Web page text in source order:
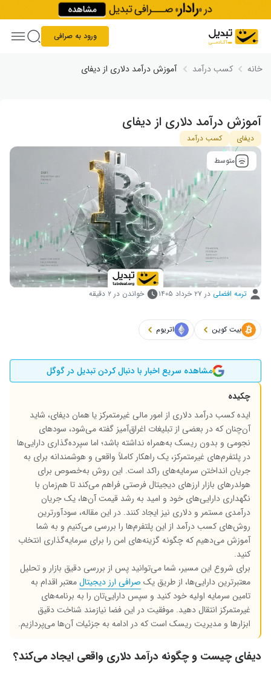
Skip to content
ورود به صرافی
خانه کسب درآمد آموزش درآمد دلاری از دیفای
آموزش درآمد دلاری از دیفای
دیفای
کسب درآمد
متوسط
ترمه افضلی در ۲۷ خرداد ۱۴۰۵ خواندن در ۲ دقیقه
بیت کوین اتریوم
مشاهده سریع اخبار با دنبال کردن تبدیل در گوگل
چکیده
ایده کسب درآمد دلاری از امور مالی غیرمتمرکز یا همان دیفای، شاید
آن‌چنان که در بعضی از تبلیغات اغراق‌آمیز گفته می‌شود، سودهای
نجومی و بدون ریسک به‌همراه نداشته باشد؛ اما سپرده‌گذاری دارایی‌ها
در پلتفرم‌های غیرمتمرکز، یک راهکار کاملاً واقعی و هوشمندانه برای به
جریان انداختن سرمایه‌های راکد است. این روش به‌خصوص برای
هولدرهای بازار ارزهای دیجیتال فرصتی فراهم می‌کند تا هم‌زمان با
نگهداری دارایی‌های خود و امید به رشد قیمت آن‌ها، یک جریان
درآمدی مستمر و دلاری نیز ایجاد کنند. در این مقاله، سودآورترین
روش‌های کسب درآمد از این پلتفرم‌ها را بررسی می‌کنیم و به شما
آموزش می‌دهیم که چگونه گزینه‌های امن را برای سرمایه‌گذاری انتخاب
کنید.
برای شروع این مسیر، شما می‌توانید پس از بررسی دقیق بازار و تحلیل
معتبرترین دارایی‌ها، از طریق یک صرافی ارز دیجیتالمعتبر اقدام به
تامین سرمایه اولیه خود کنید و سپس دارایی‌تان را به برنامه‌های
غیرمتمرکز انتقال دهید. موفقیت در این فضا نیازمند شناخت دقیق
ابزارها و مدیریت ریسک است که در ادامه به جزئیات آن‌ها می‌پردازیم.
دیفای چیست و چگونه درآمد دلاری واقعی ایجاد می‌کند؟